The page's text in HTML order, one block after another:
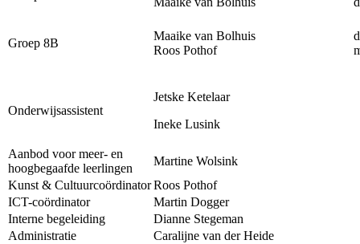
Groep 8B
Maaike van Bolhuis
Roos Pothof
Onderwijsassistent
Jetske Ketelaar
Ineke Lusink
Aanbod voor meer- en
hoogbegaafde leerlingen
Martine Wolsink
Kunst & CultuurcoördinatorRoos Pothof
ICT-coördinator
Martin Dogger
Interne begeleiding
Dianne Stegeman
Administratie
Caralijne van der Heide